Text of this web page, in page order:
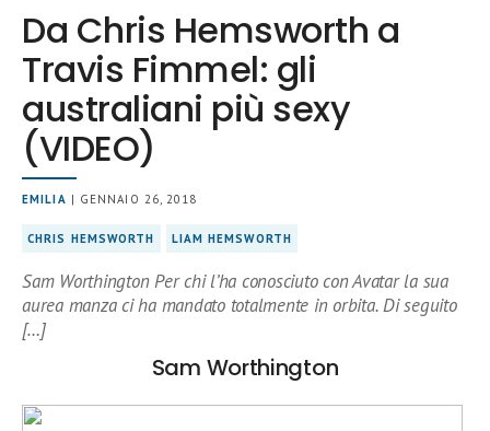
Da Chris Hemsworth a
Travis Fimmel: gli
australiani più sexy
(VIDEO)
EMILIA | GENNAIO 26, 2018
CHRIS HEMSWORTH LIAM HEMSWORTH
Sam Worthington Per chi l’ha conosciuto con Avatar la sua
aurea manza ci ha mandato totalmente in orbita. Di seguito
[…]
Sam Worthington